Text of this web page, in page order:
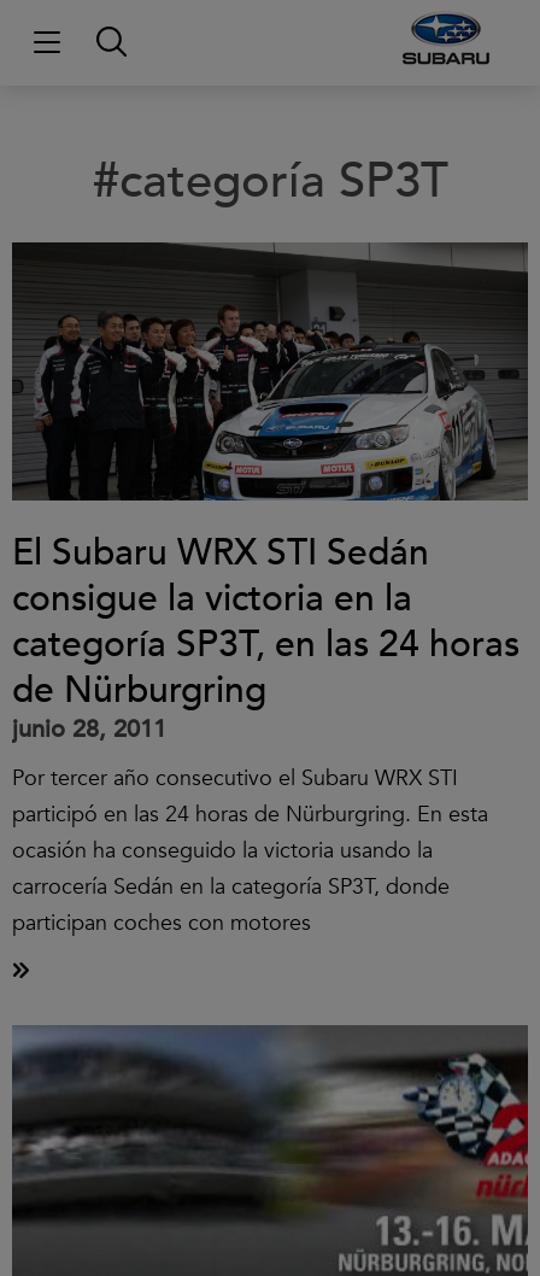
#categoría SP3T
El Subaru WRX STI Sedán
consigue la victoria en la
categoría SP3T, en las 24 horas
de Nürburgring
junio 28, 2011
Por tercer año consecutivo el Subaru WRX STI
participó en las 24 horas de Nürburgring. En esta
ocasión ha conseguido la victoria usando la
carrocería Sedán en la categoría SP3T, donde
participan coches con motores